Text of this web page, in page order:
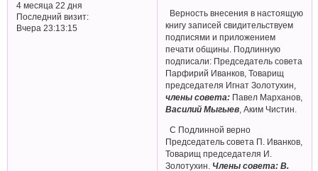
4 месяца 22 дня
Последний визит:
Вчера 23:13:15
Верность внесения в настоящую
книгу записей свидительствуем
подписями и приложением
печати общины. Подлинную
подписали: Председатель совета
Парфирий Иванков, Товарищ
председателя Игнат Золотухин,
члены совета: Павел Марханов,
Василий Мыгыев , Аким Чистин.
С Подлинной верно
Председатель совета П. Иванков,
Товарищ председателя И.
Золотухин. Члены совета: В.